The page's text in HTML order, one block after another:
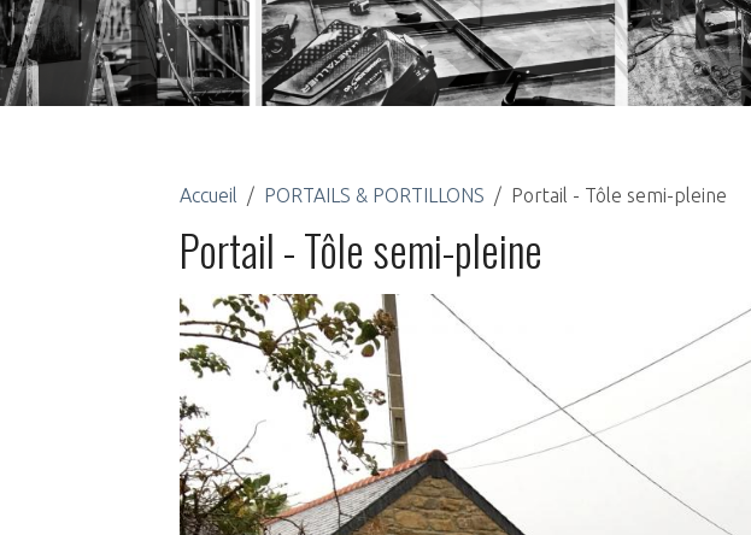
Accueil PORTAILS & PORTILLONS Portail - Tôle semi-pleine
Portail - Tôle semi-pleine